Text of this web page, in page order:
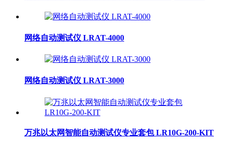
网络自动测试仪 LRAT-4000
网络自动测试仪 LRAT-3000
万兆以太网智能自动测试仪专业套包 LR10G-200-KIT